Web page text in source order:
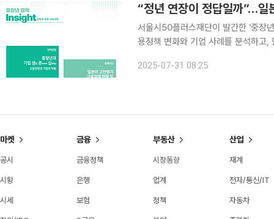
“정년 연장이 정답일까”…일
서울시50플러스재단이 발간한 '중
용정책 변화와 기업 사례를 분석하고,
차례 개정해 정년 연장, 정년 폐지, 계
2025-07-31 08:25
마켓
공시
시황
시세
금융
금융정책
은행
보험
부동산
시장동향
업계
정책
산업
재계
전자/통신/IT
자동차